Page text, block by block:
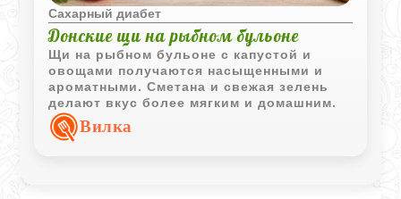
Сахарный диабет
Донские щи на рыбном бульоне
Щи на рыбном бульоне с капустой и
овощами получаются насыщенными и
ароматными. Сметана и свежая зелень
делают вкус более мягким и домашним.
Вилка